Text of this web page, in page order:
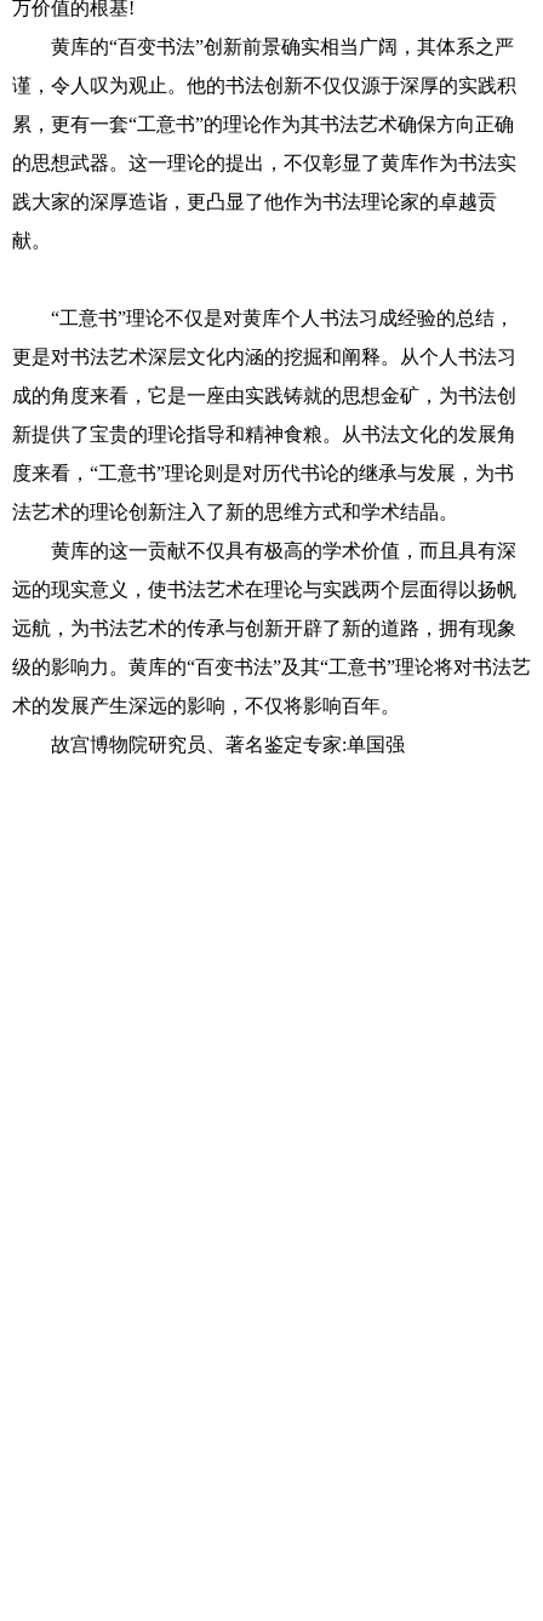
万价值的根基!
黄库的“百变书法”创新前景确实相当广阔，其体系之严
谨，令人叹为观止。他的书法创新不仅仅源于深厚的实践积
累，更有一套“工意书”的理论作为其书法艺术确保方向正确
的思想武器。这一理论的提出，不仅彰显了黄库作为书法实
践大家的深厚造诣，更凸显了他作为书法理论家的卓越贡
献。
“工意书”理论不仅是对黄库个人书法习成经验的总结，
更是对书法艺术深层文化内涵的挖掘和阐释。从个人书法习
成的角度来看，它是一座由实践铸就的思想金矿，为书法创
新提供了宝贵的理论指导和精神食粮。从书法文化的发展角
度来看，“工意书”理论则是对历代书论的继承与发展，为书
法艺术的理论创新注入了新的思维方式和学术结晶。
黄库的这一贡献不仅具有极高的学术价值，而且具有深
远的现实意义，使书法艺术在理论与实践两个层面得以扬帆
远航，为书法艺术的传承与创新开辟了新的道路，拥有现象
级的影响力。黄库的“百变书法”及其“工意书”理论将对书法艺
术的发展产生深远的影响，不仅将影响百年。
故宫博物院研究员、著名鉴定专家:单国强